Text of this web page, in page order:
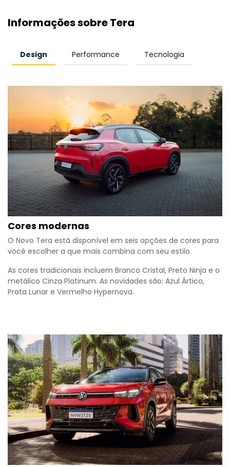
Informações sobre Tera
Design Performance Tecnologia
Cores modernas
O Novo Tera está disponível em seis opções de cores para
você escolher a que mais combina com seu estilo.
As cores tradicionais incluem Branco Cristal, Preto Ninja e o
metálico Cinza Platinum. As novidades são: Azul Ártico,
Prata Lunar e Vermelho Hypernova.